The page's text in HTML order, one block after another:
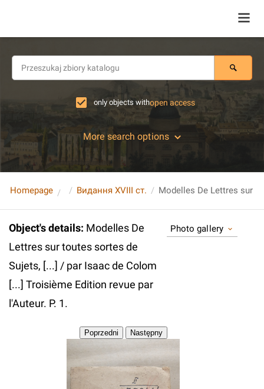
only objects withopen access
More search options
Homepage Видання XVIII ст.
Object's details: Modelles De
Lettres sur toutes sortes de
Sujets, [...] / par Isaac de Colom
[...] Troisième Edition revue par
l'Auteur. P. 1.
Photo gallery